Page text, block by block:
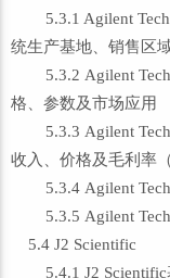
5.3.1 Agilent
统生产基地、销售区
5.3.2 Agilent
格、参数及市场应用
5.3.3 Agilent
收入、价格及毛利率
5.3.4 Agilent
5.3.5 Agilent
5.4 J2 Scientific
5.4.1 J2 Scientific